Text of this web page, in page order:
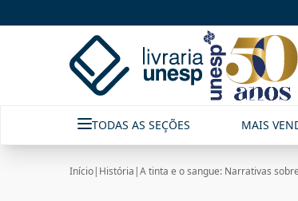
TODAS AS SEÇÕES MAIS
Início| História |A tinta e o sangue: Narrativas